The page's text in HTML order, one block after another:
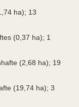
ha); 13
(0,37 ha); 1
(2,68 ha); 19
(19,74 ha); 3